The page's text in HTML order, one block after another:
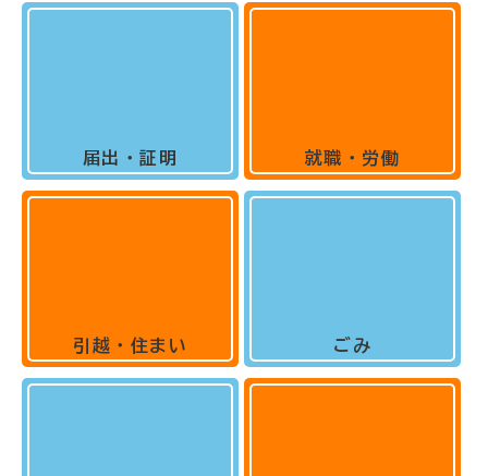
届出・証明
引越・住まい
就職・労働
ごみ